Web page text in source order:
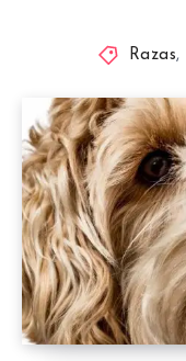
Razas,